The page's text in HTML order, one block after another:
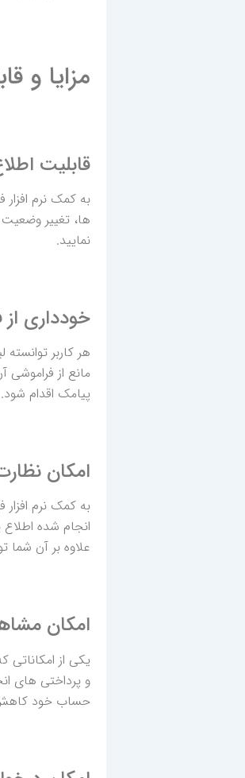
مزایا و
قابلیت
به کمک نرم
ها، تغییر
نمایید.
خودداری
هر کاربر
مانع از فراموشی
پیامک اقدام شود.
امکان
به کمک نرم
انجام شده اطلاع
علاوه بر آن شما
امکان
یکی از
و پرداختی های
حساب خود